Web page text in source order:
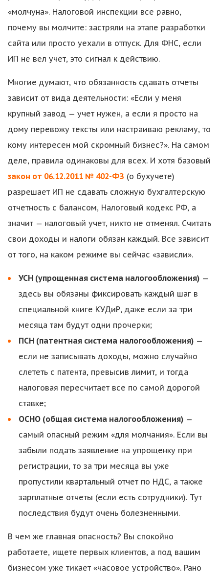
«молчуна». Налоговой инспекции все равно,
почему вы молчите: застряли на этапе разработки
сайта или просто уехали в отпуск. Для ФНС, если
ИП не вел учет, это сигнал к действию.
Многие думают, что обязанность сдавать отчеты
зависит от вида деятельности: «Если у меня
крупный завод — учет нужен, а если я просто на
дому перевожу тексты или настраиваю рекламу, то
кому интересен мой скромный бизнес?». На самом
деле, правила одинаковы для всех. И хотя базовый
закон от 06.12.2011 № 402-ФЗ (о бухучете)
разрешает ИП не сдавать сложную бухгалтерскую
отчетность с балансом, Налоговый кодекс РФ, а
значит — налоговый учет, никто не отменял. Считать
свои доходы и налоги обязан каждый. Все зависит
от того, на каком режиме вы сейчас «зависли».
УСН (упрощенная система налогообложения) —
здесь вы обязаны фиксировать каждый шаг в
специальной книге КУДиР, даже если за три
месяца там будут одни прочерки;
ПСН (патентная система налогообложения) —
если не записывать доходы, можно случайно
слететь с патента, превысив лимит, и тогда
налоговая пересчитает все по самой дорогой
ставке;
ОСНО (общая система налогообложения) —
самый опасный режим «для молчания». Если вы
забыли подать заявление на упрощенку при
регистрации, то за три месяца вы уже
пропустили квартальный отчет по НДС, а также
зарплатные отчеты (если есть сотрудники). Тут
последствия будут очень болезненными.
В чем же главная опасность? Вы спокойно
работаете, ищете первых клиентов, а под вашим
бизнесом уже тикает «часовое устройство». Рано